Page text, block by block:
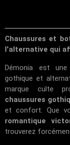
Chaussures et
l'alternative qui
Démonia est une
gothique et
marque culte
chaussures
et confort. Que
romantique
trouverez